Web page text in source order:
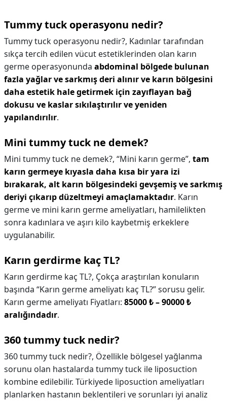
Tummy tuck operasyonu nedir?
Tummy tuck operasyonu nedir?, Kadınlar tarafından
sıkça tercih edilen vücut estetiklerinden olan karın
germe operasyonunda abdominal bölgede bulunan
fazla yağlar ve sarkmış deri alınır ve karın bölgesini
daha estetik hale getirmek için zayıflayan bağ
dokusu ve kaslar sıkılaştırılır ve yeniden
yapılandırılır.
Mini tummy tuck ne demek?
Mini tummy tuck ne demek?, “Mini karın germe”, tam
karın germeye kıyasla daha kısa bir yara izi
bırakarak, alt karın bölgesindeki gevşemiş ve sarkmış
deriyi çıkarıp düzeltmeyi amaçlamaktadır. Karın
germe ve mini karın germe ameliyatları, hamilelikten
sonra kadınlara ve aşırı kilo kaybetmiş erkeklere
uygulanabilir.
Karın gerdirme kaç TL?
Karın gerdirme kaç TL?, Çokça araştırılan konuların
başında “Karın germe ameliyatı kaç TL?” sorusu gelir.
Karın germe ameliyatı Fiyatları: 85000 ₺ – 90000 ₺
aralığındadır.
360 tummy tuck nedir?
360 tummy tuck nedir?, Özellikle bölgesel yağlanma
sorunu olan hastalarda tummy tuck ile liposuction
kombine edilebilir. Türkiyede liposuction ameliyatları
planlarken hastanın beklentileri ve sorunları iyi analiz